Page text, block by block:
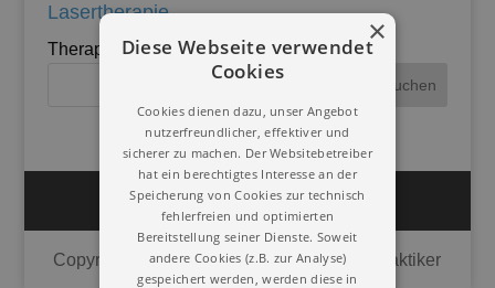
Lasertherapie
Therapieren mit Hilfe von gebündelten Licht.
Impressum Datenschutz
Copyright © 2020 | Union Deutscher Heilpraktiker
Diese Webseite verwendet
Cookies
Cookies dienen dazu, unser Angebot
nutzerfreundlicher, effektiver und
sicherer zu machen. Der Websitebetreiber
hat ein berechtigtes Interesse an der
Speicherung von Cookies zur technisch
fehlerfreien und optimierten
Bereitstellung seiner Dienste. Soweit
andere Cookies (z.B. zur Analyse)
gespeichert werden, werden diese in
×